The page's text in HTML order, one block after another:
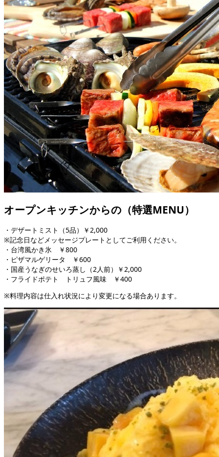
オープンキッチンからの（特選MENU）
・デザートミスト（5品）￥2,000
※記念日などメッセージプレートとしてご利用ください。
・台湾風かき氷 ￥800
・ピザマルゲリータ ￥600
・国産うなぎのせいろ蒸し（2人前）￥2,000
・フライドポテト トリュフ風味 ￥400
※料理内容は仕入れ状況により変更になる場合あります。